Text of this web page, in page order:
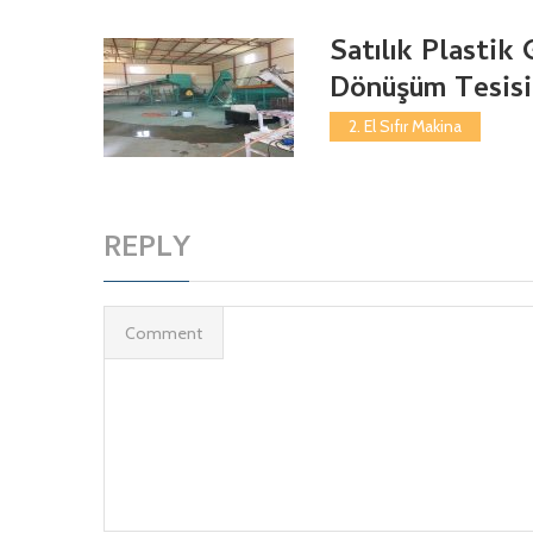
Satılık Plastik
Dönüşüm Tesisi
2. El Sıfır Makina
REPLY
Comment